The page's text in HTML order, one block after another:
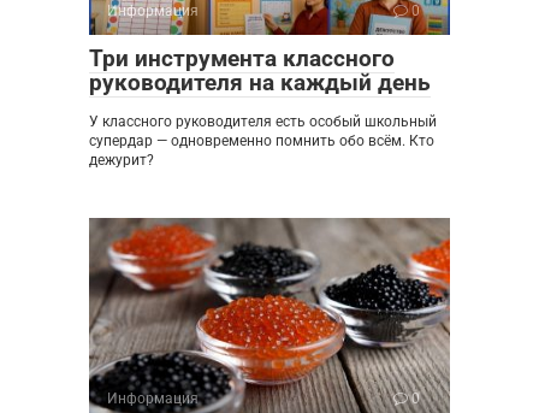
Информация 0
Три инструмента классного
руководителя на каждый день
У классного руководителя есть особый школьный
супердар — одновременно помнить обо всём. Кто
дежурит?
Информация 0